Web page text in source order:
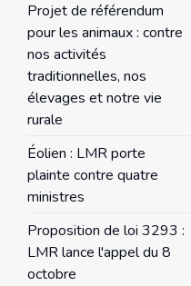
Projet de référendum
pour les animaux : contre
nos activités
traditionnelles, nos
élevages et notre vie
rurale
Éolien : LMR porte
plainte contre quatre
ministres
Proposition de loi 3293 :
LMR lance l'appel du 8
octobre